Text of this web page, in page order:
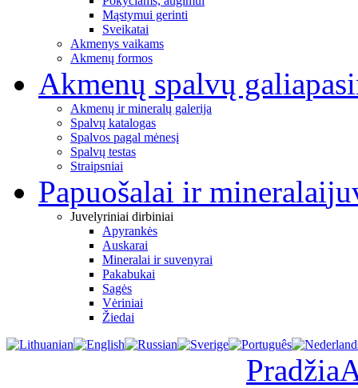
Mąstymui gerinti
Sveikatai
Akmenys vaikams
Akmenų formos
Akmenų spalvų galia
Akmenų ir mineralų galerija
Spalvų katalogas
Spalvos pagal mėnesį
Spalvų testas
Straipsniai
Papuošalai ir mineralai
Juvelyriniai dirbiniai
Apyrankės
Auskarai
Mineralai ir suvenyrai
Pakabukai
Sagės
Vėriniai
Žiedai
Pradžia